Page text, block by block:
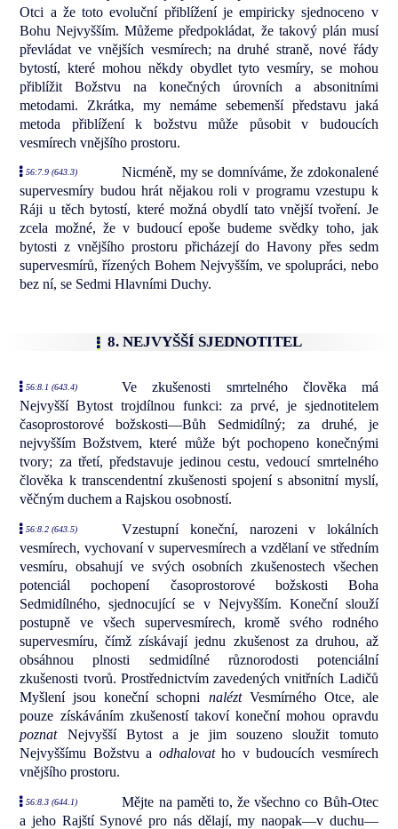
Otci a že toto evoluční přiblížení je empiricky sjednoceno v
Bohu Nejvyšším. Můžeme předpokládat, že takový plán musí
převládat ve vnějších vesmírech; na druhé straně, nové řády
bytostí, které mohou někdy obydlet tyto vesmíry, se mohou
přiblížit Božstvu na konečných úrovních a absonitními
metodami. Zkrátka, my nemáme sebemenší představu jaká
metoda přiblížení k božstvu může působit v budoucích
vesmírech vnějšího prostoru.
56:7.9 (643.3)
Nicméně, my se domníváme, že zdokonalené
supervesmíry budou hrát nějakou roli v programu vzestupu k
Ráji u těch bytostí, které možná obydlí tato vnější tvoření. Je
zcela možné, že v budoucí epoše budeme svědky toho, jak
bytosti z vnějšího prostoru přicházejí do Havony přes sedm
supervesmírů, řízených Bohem Nejvyšším, ve spolupráci, nebo
bez ní, se Sedmi Hlavními Duchy.
8. NEJVYŠŠÍ SJEDNOTITEL
56:8.1 (643.4)
Ve zkušenosti smrtelného člověka má
Nejvyšší Bytost trojdílnou funkci: za prvé, je sjednotitelem
časoprostorové božskosti—Bůh Sedmidílný; za druhé, je
nejvyšším Božstvem, které může být pochopeno konečnými
tvory; za třetí, představuje jedinou cestu, vedoucí smrtelného
člověka k transcendentní zkušenosti spojení s absonitní myslí,
věčným duchem a Rajskou osobností.
56:8.2 (643.5)
Vzestupní koneční, narozeni v lokálních
vesmírech, vychovaní v supervesmírech a vzdělaní ve středním
vesmíru, obsahují ve svých osobních zkušenostech všechen
potenciál pochopení časoprostorové božskosti Boha
Sedmidílného, sjednocující se v Nejvyšším. Koneční slouží
postupně ve všech supervesmírech, kromě svého rodného
supervesmíru, čímž získávají jednu zkušenost za druhou, až
obsáhnou plnosti sedmidílné různorodosti potenciální
zkušenosti tvorů. Prostřednictvím zavedených vnitřních Ladičů
Myšlení jsou koneční schopni naléztVesmírného Otce, ale
pouze získáváním zkušeností takoví koneční mohou opravdu
poznatNejvyšší Bytost a je jim souzeno sloužit tomuto
Nejvyššímu Božstvu a odhalovatho v budoucích vesmírech
vnějšího prostoru.
56:8.3 (644.1)
Mějte na paměti to, že všechno co Bůh-Otec
a jeho Rajští Synové pro nás dělají, my naopak—v duchu—